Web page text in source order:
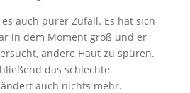
auch purer Zufall. Es hat sich
in dem Moment groß und er
andere Haut zu spüren.
das schlechte
auch nichts mehr.